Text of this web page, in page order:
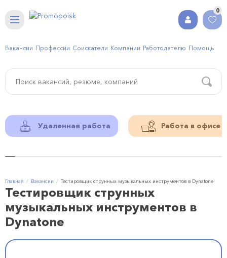
0
Вакансии Профессии Соискатели Компании Работодателю Помощь
Удаленная работа Работа в офисе
Главная Вакансии Тестировщик струнных музыкальных инструментов в Dynatone
Тестировщик струнных
музыкальных инструментов в
Dynatone